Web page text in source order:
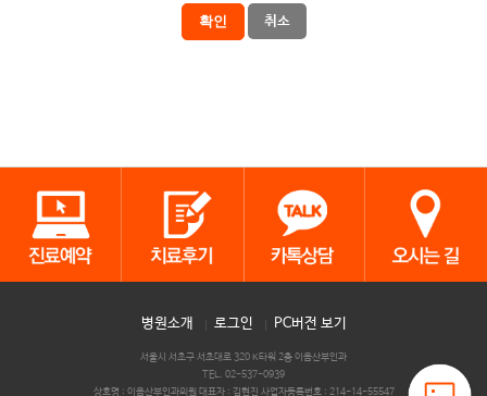
확인 취소
병원소개 로그인 PC버전 보기
서울시 서초구 서초대로 320 K타워 2층 이음산부인과
TEL. 02-537-0939
상호명 : 이음산부인과의원 대표자 : 김현진 사업자등록번호 : 214-14-55547